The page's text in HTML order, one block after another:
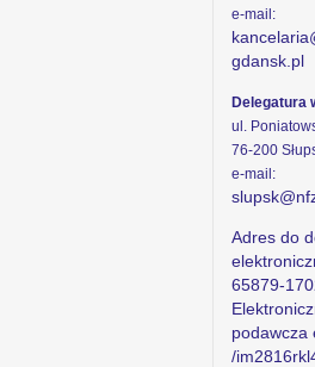
e-mail:
gdansk.pl
Delegatura
ul.
76-200
e-mail:
Adres do
65879-
podawcza
/